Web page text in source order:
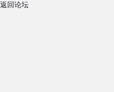
返回论坛